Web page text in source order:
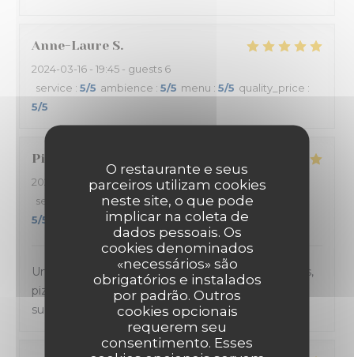
O restaurante e seus
parceiros utilizam cookies
neste site, o que pode
implicar na coleta de
dados pessoais. Os
cookies denominados
«necessários» são
obrigatórios e instalados
por padrão. Outros
cookies opcionais
requerem seu
consentimento. Esses
Anne-Laure S
2024-03-16 - 19:45 - guests 6
service : 5/5 ambience : 5/5 menu : 5/5 quality_price :
5/5
Pierre
2024-03-15
- 21:30 - guests 4
service
ambience:5/5 menu: 5/5 quality_price
5/5
Un accueil et un service au TOP. Les plats (entrées,
pizza au feu de bois et dessert) sont toujours
succulents.